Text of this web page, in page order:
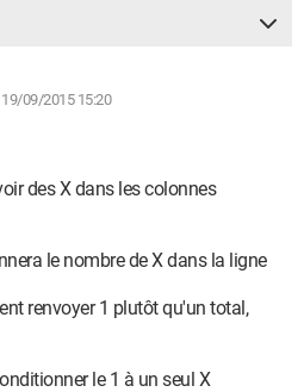
09/2015 15:20
des X dans les colonnes
le nombre de X dans la ligne
renvoyer 1 plutôt qu'un total,
le 1 à un seul X